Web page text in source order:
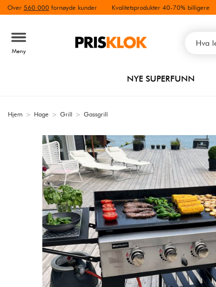
Over 560 000 fornøyde kunder Kvalitetsprodukter 40-70% billigere
Meny
NYE SUPERFUNN
Hjem > Hage > Grill > Gassgrill